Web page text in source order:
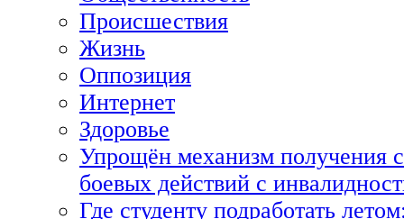
Происшествия
Жизнь
Оппозиция
Интернет
Здоровье
Упрощён механизм получения
боевых действий с
Где студенту подработать